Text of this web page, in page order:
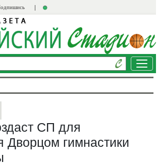
СП для
Дворцом гимнастики